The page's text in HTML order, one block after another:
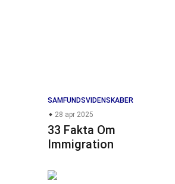
SAMFUNDSVIDENSKABER
28 apr 2025
33 Fakta Om
Immigration